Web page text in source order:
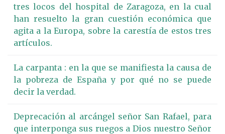
tres locos del hospital de Zaragoza, en la cual
han resuelto la gran cuestión económica que
agita a la Europa, sobre la carestía de estos tres
artículos.
La carpanta : en la que se manifiesta la causa de
la pobreza de España y por qué no se puede
decir la verdad.
Deprecación al arcángel señor San Rafael, para
que interponga sus ruegos a Dios nuestro Señor